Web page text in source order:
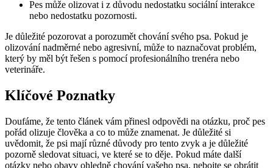
Pes může olizovat i z důvodu nedostatku sociální interakce
nebo nedostatku pozornosti.
Je důležité pozorovat a porozumět chování svého psa. Pokud je
olizování nadměrné nebo agresivní, může to naznačovat problém,
který by měl být řešen s pomocí profesionálního trenéra nebo
veterináře.
Klíčové Poznatky
Doufáme, že tento článek vám přinesl odpovědi na otázku, proč pes
pořád olizuje člověka a co to může znamenat. Je důležité si
uvědomit, že psi mají různé důvody pro tento zvyk a je důležité
pozorně sledovat situaci, ve které se to děje. Pokud máte další
otázky nebo obavy ohledně chování vašeho psa, nebojte se obrátit